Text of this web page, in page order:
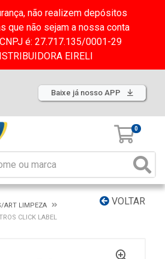
não realizem depósitos
que não sejam a nossa conta
é: 27.717.135/0001-29
EIRELI
Baixe já nosso APP
0
VOLTAR
ART LIMPEZA
CLICK LABEL